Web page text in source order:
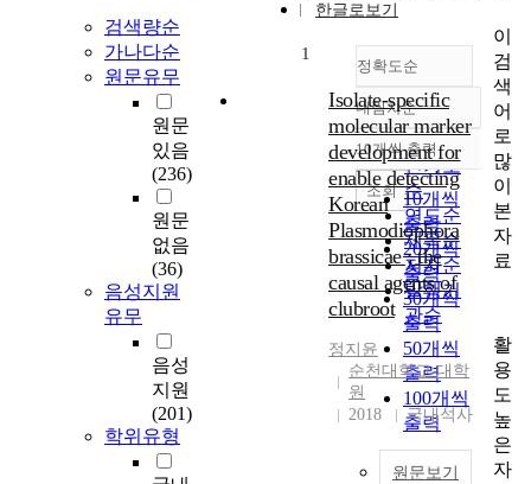
검색량순
가나다순
원문유무
원문
있음
(236)
원문
없음
(36)
음성지원
유무
음성
지원
(201)
학위유형
한글로보기
정확도순
정확도
순
인기도
순
연도순
제목순
저자순
발행기
관순
내림차순
내림차순
10개씩 출력
10개씩
출력
20개씩
출력
30개씩
출력
50개씩
출력
100개씩
출력
조회
1
Isolate-specific
molecular marker
development for
enable detecting
Korean
Plasmodiophora
brassicae ; the
causal agents of
clubroot
정지윤
순천대학교 대학
원
2018
국내석사
원문보기
이
검
색
어
로
많
이
본
자
료
활
용
도
높
은
자